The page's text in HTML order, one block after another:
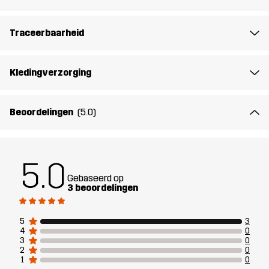
Voering
95% Polyester (Gerecycled), 5%
voor
Artikelnummer
Traceerbaarheid
Kledingverzorging
Beoordelingen (5.0)
5.0 Gebaseerd op
3 beoordelingen
5
3
4
0
3
0
2
0
1
0